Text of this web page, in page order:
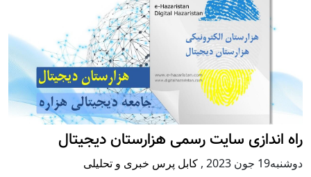
راه اندازی سایت رسمی هزارستان دیجیتال
دوشنبه19 جون 2023 , کابل پرس خبری و تحلیلی